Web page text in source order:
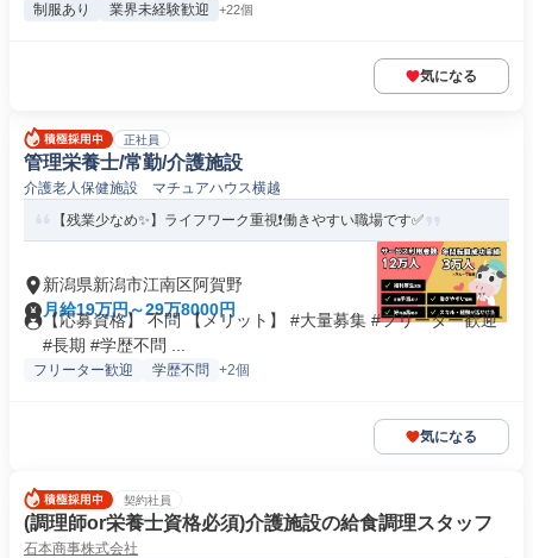
制服あり 業界未経験歓迎 +22個
気になる
正社員
管理栄養士/常勤/介護施設
介護老人保健施設 マチュアハウス横越
【残業少なめ✨】ライフワーク重視❗️働きやすい職場です✅️
新潟県新潟市江南区阿賀野
月給19万円～29万8000円
【応募資格】 不問 【メリット】 #大量募集 #フリーター歓迎
#長期 #学歴不問 ...
フリーター歓迎 学歴不問 +2個
気になる
契約社員
(調理師or栄養士資格必須)介護施設の給食調理スタッフ
石本商事株式会社